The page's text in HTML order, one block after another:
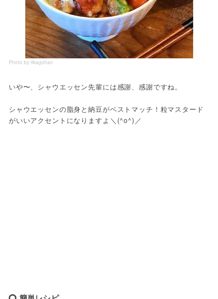
Photo by rikagohan
いや〜、シャウエッセン先輩には感謝、感謝ですね。
シャウエッセンの脂身と納豆がベストマッチ！粒マスタード
がいいアクセントになりますよ＼(^o^)／